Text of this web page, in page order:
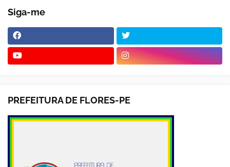
Siga-me
PREFEITURA DE FLORES-PE